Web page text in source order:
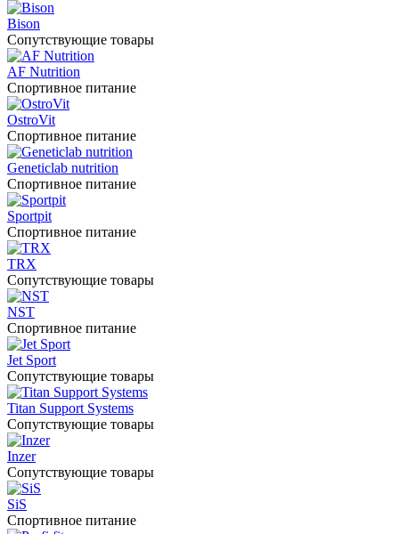
Bison
Сопутствующие товары
AF Nutrition
Спортивное питание
OstroVit
Спортивное питание
Geneticlab nutrition
Спортивное питание
Sportpit
Спортивное питание
TRX
Сопутствующие товары
NST
Спортивное питание
Jet Sport
Сопутствующие товары
Titan Support Systems
Сопутствующие товары
Inzer
Сопутствующие товары
SiS
Спортивное питание